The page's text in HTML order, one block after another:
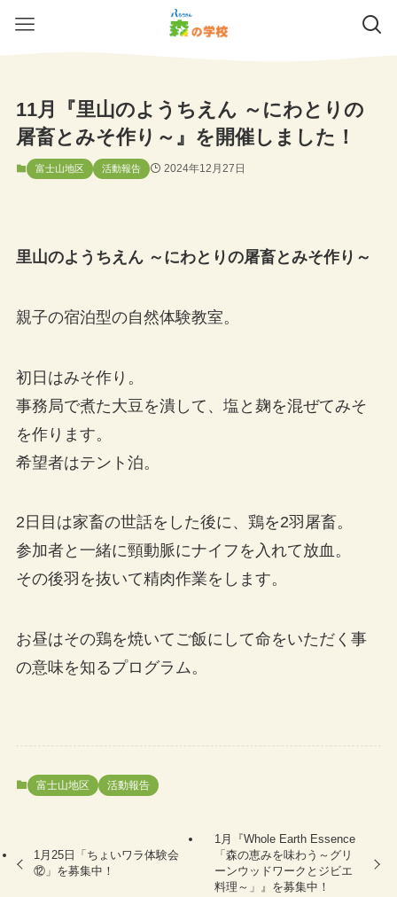
11月『里山のようちえん ～にわとりの
屠畜とみそ作り～』を開催しました！
富士山地区 活動報告 2024年12月27日
里山のようちえん ～にわとりの屠畜とみそ作り～
親子の宿泊型の自然体験教室。
初日はみそ作り。
事務局で煮た大豆を潰して、塩と麹を混ぜてみそ
を作ります。
希望者はテント泊。
2日目は家畜の世話をした後に、鶏を2羽屠畜。
参加者と一緒に頸動脈にナイフを入れて放血。
その後羽を抜いて精肉作業をします。
お昼はその鶏を焼いてご飯にして命をいただく事
の意味を知るプログラム。
富士山地区 活動報告
1月25日「ちょいワラ体験会
⑫」を募集中！
1月『Whole Earth Essence
「森の恵みを味わう～グリ
ーンウッドワークとジビエ
料理～」』を募集中！